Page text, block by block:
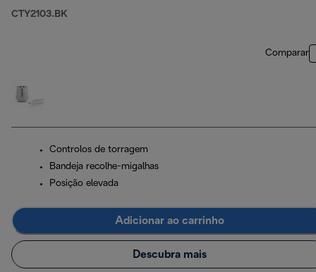
CTY2103.BK
Comparar
Controlos de torragem
Bandeja recolhe-migalhas
Posição elevada
Adicionar ao carrinho
Descubra mais